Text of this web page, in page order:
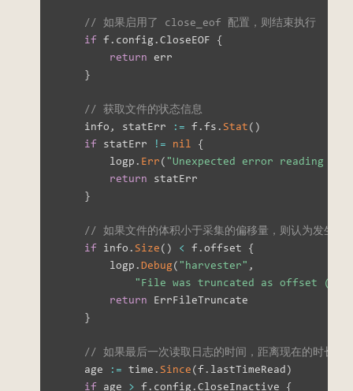
// 如果启用了 close_eof 配置，则结束执行
if f. config .CloseEOF {
return err
}
// 获取文件的状态信息
    info
, statErr := f.fs . Stat( )
if statErr != nil
{
        logp
. Err("Unexpected error reading
return statErr
}
// 如果文件的体积小于采集的偏移量，则认为发生了
if info . Size( ) < f.offset {
        logp
.Debug("harvester" ,
"File was truncated as offset (%d)
return ErrFileTruncate
}
// 如果最后一次读取日志的时间，距离现在的时长
    age
:= time . Since(f. lastTimeRead)
if age > f. config .CloseInactive {